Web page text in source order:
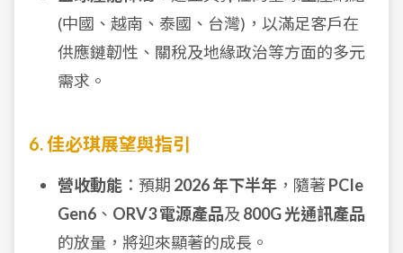
(中國、越南、泰國、台灣)，以滿足客戶在
供應鏈韌性、關稅及地緣政治等方面的多元
需求。
6. 佳必琪展望與指引
營收動能 ：預期 2026 年下半年 ，隨著 PCIe
Gen6 、 ORV3 電源產品及 800G 光通訊產品
的放量，將迎來顯著的成長。